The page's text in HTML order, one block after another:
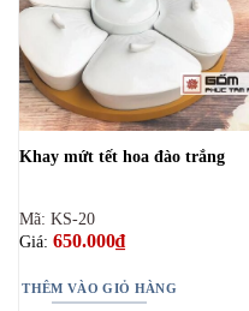
Khay mứt tết hoa đào trắng
Mã: KS-20
Giá: 650.000₫
THÊM VÀO GIỎ HÀNG